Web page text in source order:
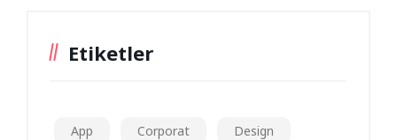
Etiketler
App Corporat Design